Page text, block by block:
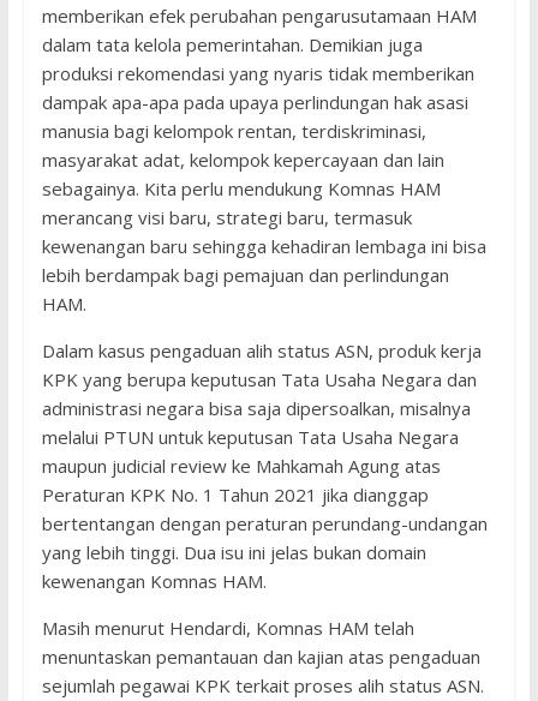
memberikan efek perubahan pengarusutamaan HAM
dalam tata kelola pemerintahan. Demikian juga
produksi rekomendasi yang nyaris tidak memberikan
dampak apa-apa pada upaya perlindungan hak asasi
manusia bagi kelompok rentan, terdiskriminasi,
masyarakat adat, kelompok kepercayaan dan lain
sebagainya. Kita perlu mendukung Komnas HAM
merancang visi baru, strategi baru, termasuk
kewenangan baru sehingga kehadiran lembaga ini bisa
lebih berdampak bagi pemajuan dan perlindungan
HAM.
Dalam kasus pengaduan alih status ASN, produk kerja
KPK yang berupa keputusan Tata Usaha Negara dan
administrasi negara bisa saja dipersoalkan, misalnya
melalui PTUN untuk keputusan Tata Usaha Negara
maupun judicial review ke Mahkamah Agung atas
Peraturan KPK No. 1 Tahun 2021 jika dianggap
bertentangan dengan peraturan perundang-undangan
yang lebih tinggi. Dua isu ini jelas bukan domain
kewenangan Komnas HAM.
Masih menurut Hendardi, Komnas HAM telah
menuntaskan pemantauan dan kajian atas pengaduan
sejumlah pegawai KPK terkait proses alih status ASN.